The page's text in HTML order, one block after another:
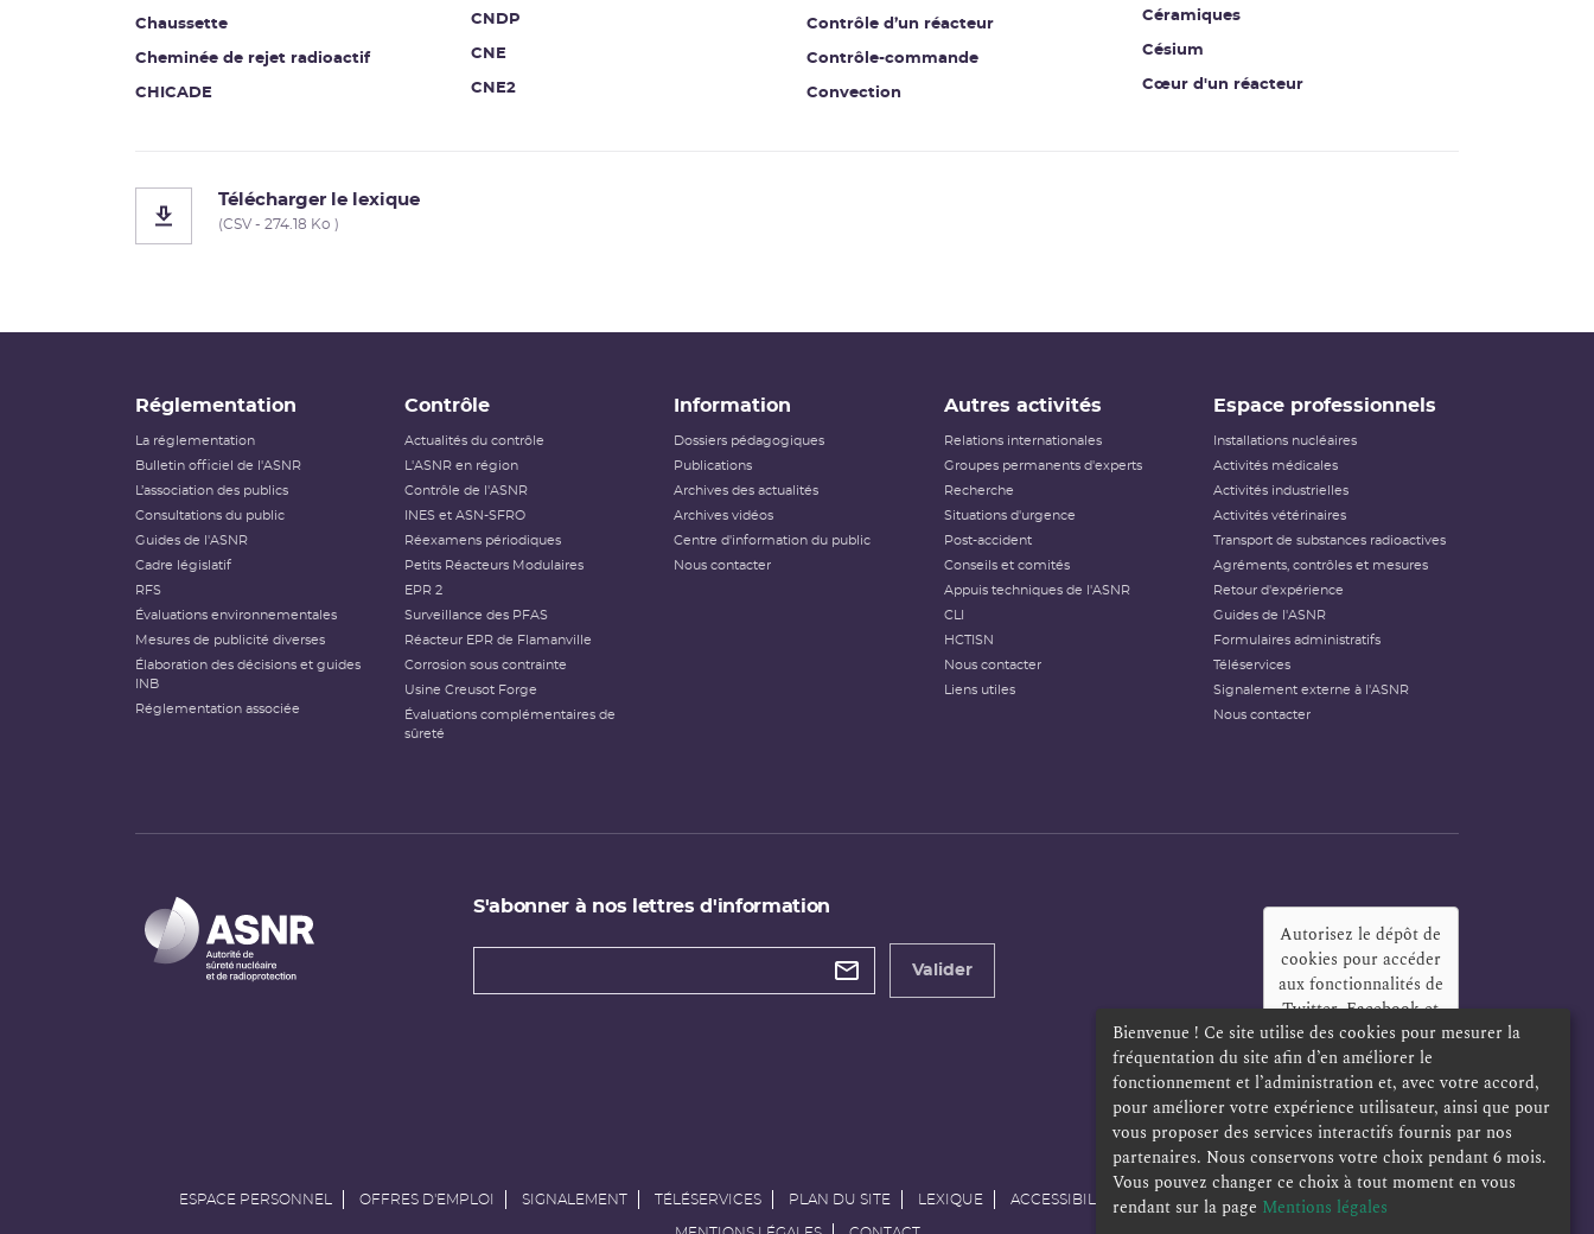
Chaussette
Cheminée de rejet radioactif
CHICADE
CNDP
CNE
CNE2
Contrôle d’un réacteur
Contrôle-commande
Convection
Céramiques
Césium
Cœur d'un réacteur
Télécharger le lexique
(CSV - 274.18 Ko )
Réglementation
La réglementation
Bulletin officiel de l'ASNR
L’association des publics
Consultations du public
Guides de l'ASNR
Cadre législatif
RFS
Évaluations environnementales
Mesures de publicité diverses
Élaboration des décisions et guides
INB
Réglementation associée
Contrôle
Actualités du contrôle
L'ASNR en région
Contrôle de l'ASNR
INES et ASN-SFRO
Réexamens périodiques
Petits Réacteurs Modulaires
EPR 2
Surveillance des PFAS
Réacteur EPR de Flamanville
Corrosion sous contrainte
Usine Creusot Forge
Évaluations complémentaires de
sûreté
Information
Dossiers pédagogiques
Publications
Archives des actualités
Archives vidéos
Centre d'information du public
Nous contacter
Autres activités
Relations internationales
Groupes permanents d'experts
Recherche
Situations d'urgence
Post-accident
Conseils et comités
Appuis techniques de l'ASNR
CLI
HCTISN
Nous contacter
Liens utiles
Espace professionnels
Installations nucléaires
Activités médicales
Activités industrielles
Activités vétérinaires
Transport de substances radioactives
Agréments, contrôles et mesures
Retour d'expérience
Guides de l'ASNR
Formulaires administratifs
Téléservices
Signalement externe à l'ASNR
Nous contacter
S'abonner à nos lettres d'information
Types de
Valider
Autorisez le dépôt de
cookies pour accéder
aux fonctionnalités de
Twitter, Facebook et
LinkedIn?
Oui
Toujours
ESPACE PERSONNEL OFFRES D'EMPLOI SIGNALEMENT TÉLÉSERVICES PLAN DU SITE LEXIQUE ACCESSIBILITÉ POLITIQUE DE CONFIDENTIALITÉ
Bienvenue ! Ce site utilise des cookies pour mesurer la
fréquentation du site afin d’en améliorer le
fonctionnement et l’administration et, avec votre accord,
pour améliorer votre expérience utilisateur, ainsi que pour
vous proposer des services interactifs fournis par nos
partenaires. Nous conservons votre choix pendant 6 mois.
Vous pouvez changer ce choix à tout moment en vous
rendant sur la page Mentions légales